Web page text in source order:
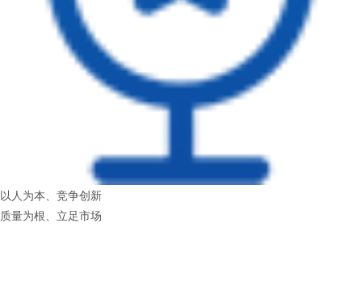
以人为本、竞争创新
质量为根、立足市场